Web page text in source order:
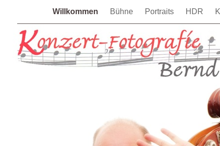
Willkommen Bühne Portraits HDR